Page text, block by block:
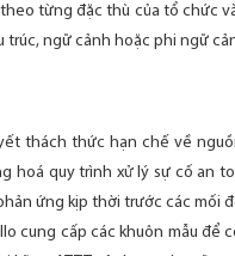
từng đặc thù của tổ chức
ngữ cảnh hoặc phi ngữ
thách thức hạn chế về
hoá quy trình xử lý sự cố an
ứng kịp thời trước các mối
cung cấp các khuôn mẫu